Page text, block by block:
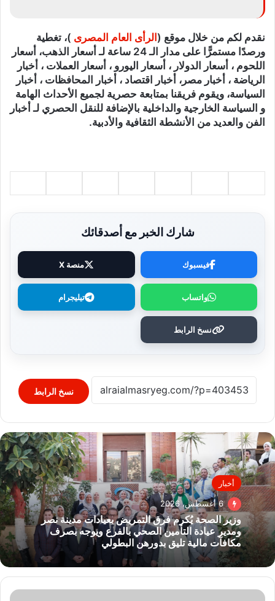
نقدم لكم من خلال موقع (الرأى العام المصرى )، تغطية
ورصدًا مستمرًّا على مدار الـ 24 ساعة لـ أسعار الذهب، أسعار
اللحوم ، أسعار الدولار ، أسعار اليورو ، أسعار العملات ، أخبار
الرياضة ، أخبار مصر، أخبار اقتصاد ، أخبار المحافظات ، أخبار
السياسة، ويقوم فريقنا بمتابعة حصرية لجميع الأحداث الهامة
و السياسة الخارجية والداخلية بالإضافة للنقل الحصري لـ أخبار
الفن والعديد من الأنشطة الثقافية والأدبية.
شارك الخبر مع أصدقائك
فيسبوك منصة X
واتساب تيليجرام
نسخ الرابط
نسخ الرابط
أخبار
6 أغسطس، 2026
وزير الصحة يُكرم فرق التمريض بعيادات مدينة نصر
ومدير عيادة التأمين الصحي بالفرع ويوجه بصرف
مكافآت مالية تليق بدورهن البطولي
التاريخ